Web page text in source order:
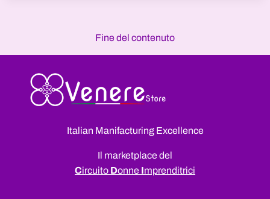
Fine del contenuto
Italian Manifacturing Excellence
Il marketplace del
Circuito Donne Imprenditrici